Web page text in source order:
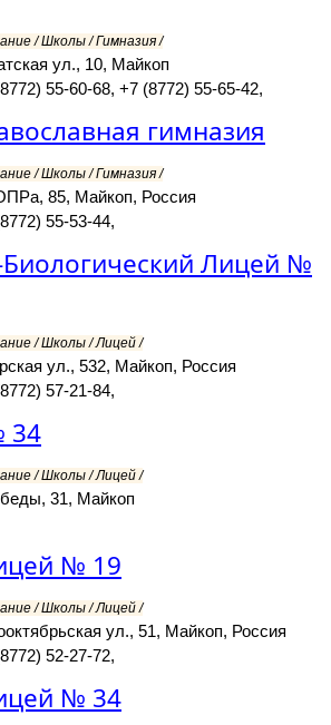
/ Школы / Гимназия /
ул., 10, Майкоп
55-60-68, +7 (8772) 55-65-42,
гимназия
/ Школы / Гимназия /
85, Майкоп, Россия
55-53-44,
Биологический Лицей №
/ Школы / Лицей /
ул., 532, Майкоп, Россия
57-21-84,
34
/ Школы / Лицей /
31, Майкоп
№ 19
/ Школы / Лицей /
ул., 51, Майкоп, Россия
52-27-72,
№ 34